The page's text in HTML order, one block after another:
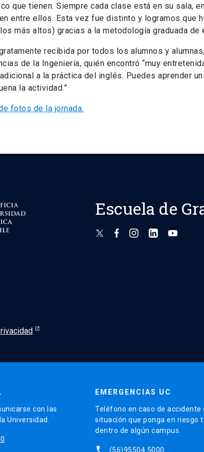
que tienen. Siempre cada clase está en su sala,
entre ellos. Esta vez fue distinto y logramos que
más altos) gracias a la metodología graduada de
recibida por todos los alumnos y
de la Ingeniería, quién encontró “muy
a la práctica del inglés. Puedes aprender
la actividad.”
fotos de la jornada.
Escuela de
con las
Universidad.
EMERGENCIAS UC
Teléfono en caso de accidente
situación que ponga en riesgo
dentro de algún campus.
(56)95504 5000